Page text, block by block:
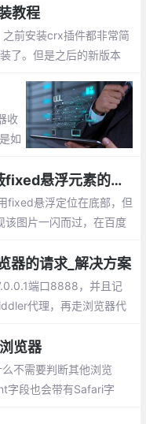
延迟打开等
教程
前安装crx插件都非常简
了。但是之后的新版本
收
如
页
完美解决安卓端百度浏览器屏蔽fixed悬浮元素的问题
fixed悬浮定位在底部，但
该图片一闪而过，在百度
器的请求_解决方案
端口8888，并且记
代理，再走浏览器代
览器
不需要判断其他浏览
字段也会带有Safari字